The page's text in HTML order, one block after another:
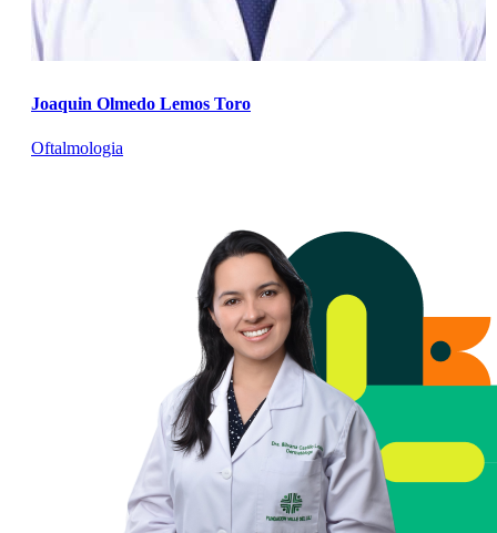
Joaquin Olmedo Lemos Toro
Oftalmologia